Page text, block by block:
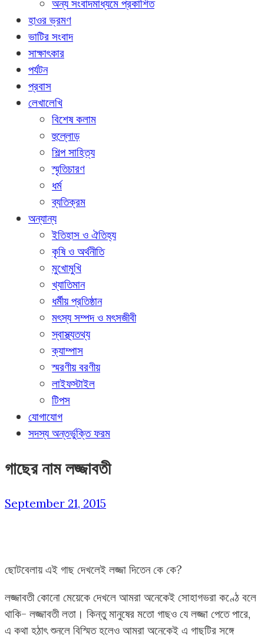
অন্য সংবাদমাধ্যমে প্রকাশিত
হাওর ভ্রমণ
ভাটির সংবাদ
সাক্ষাৎকার
পর্যটন
প্রবাস
লেখালেখি
বিশেষ কলাম
হুল্লোড়
শিল্প সাহিত্য
স্মৃতিচারণ
ধর্ম
ব্যতিক্রম
অন্যান্য
ইতিহাস ও ঐতিহ্য
কৃষি ও অর্থনীতি
মুখোমুখি
খ্যাতিমান
ধর্মীয় প্রতিষ্ঠান
মৎস্য সম্পদ ও মৎসজীবী
স্বাস্থ্যতথ্য
ক্যাম্পাস
স্মরণীয় বরণীয়
লাইফস্টাইল
টিপস
যোগাযোগ
সদস্য অন্তর্ভুক্তি ফরম
গাছের নাম লজ্জাবতী
September 21, 2015
ছোটবেলায় এই গাছ দেখলেই লজ্জা দিতেন কে কে?
লজ্জাবতী কোনো মেয়েকে দেখলে আমরা অনেকেই সোহাগভরা কণ্ঠে বলে
থাকি- লজ্জাবতী লতা। কিন্তু মানুষের মতো গাছও যে লজ্জা পেতে পারে,
এ কথা হঠাৎ শুনলে বিস্মিত হলেও আমরা অনেকেই এ গাছটির সঙ্গে